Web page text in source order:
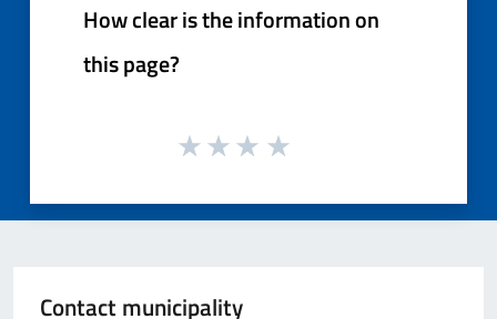
How clear is the information on
this page?
Contact municipality